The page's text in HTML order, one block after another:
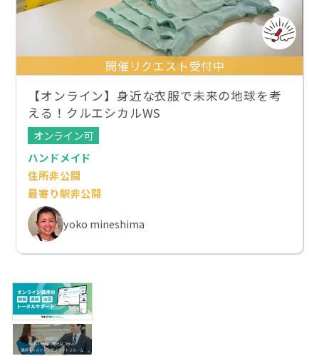
開催リクエスト受付中
【オンライン】身近な衣服で未来の地球を考
える！クルエシカルWS
オンライン可
ハンドメイド
住所非公開
最寄り駅非公開
yoko mineshima